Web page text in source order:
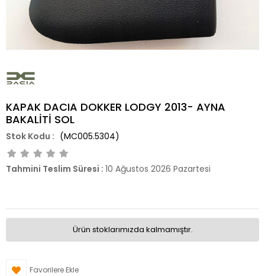
KAPAK DACIA DOKKER LODGY 2013- AYNA
BAKALİTİ SOL
(MC005.5304)
Tahmini Teslim Süresi : 10 Ağustos 2026 Pazartesi
Ürün stoklarımızda kalmamıştır.
Favorilere Ekle